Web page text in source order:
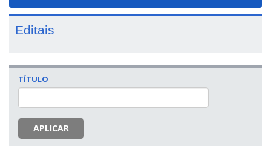
Editais
TÍTULO
APLICAR